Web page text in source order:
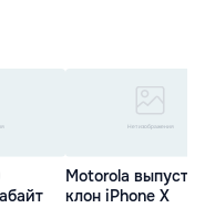
Motorola выпустит
клон iPhone X